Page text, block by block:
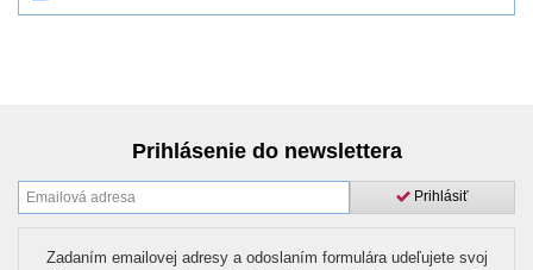
Prihlásenie do newslettera
Prihlásiť
Zadaním emailovej adresy a odoslaním formulára udeľujete svoj